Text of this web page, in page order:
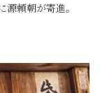
頼朝が寄進。